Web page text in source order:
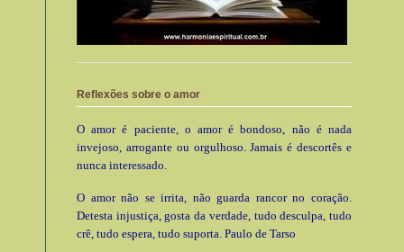
Reflexões sobre o amor
O amor é paciente, o amor é bondoso, não é nada
invejoso, arrogante ou orgulhoso. Jamais é descortês e
nunca interessado.
O amor não se irrita, não guarda rancor no coração.
Detesta injustiça, gosta da verdade, tudo desculpa, tudo
crê, tudo espera, tudo suporta. Paulo de Tarso